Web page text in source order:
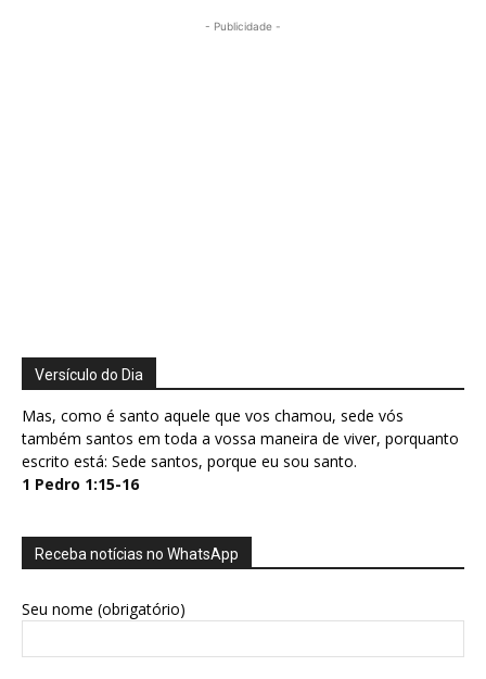
- Publicidade -
Versículo do Dia
Mas, como é santo aquele que vos chamou, sede vós
também santos em toda a vossa maneira de viver, porquanto
escrito está: Sede santos, porque eu sou santo.
1 Pedro 1:15-16
Receba notícias no WhatsApp
Seu nome (obrigatório)